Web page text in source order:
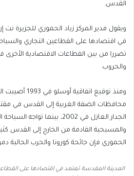
القدس.
ويقول مدير المركز زياد الحموري للجزيرة
في اقتصادها على القطاعين التجاري
تضررا من بين القطاعات الاقتصادية الأخرى
والحروب.
ومنذ توقيع
محافظات الضفة الغربية إلى القدس في
الجدار العازل في 2002، بينما
والمسيحية القادمة من الخارج إلى القدس
الحموري فإن جائحة كورونا والحرب الحالية
المدينة المقدسة تعتمد في اقتصادها على